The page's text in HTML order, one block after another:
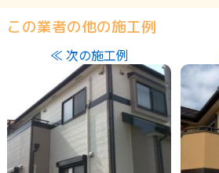
この業者の他の施工例
≪ 次の施工例